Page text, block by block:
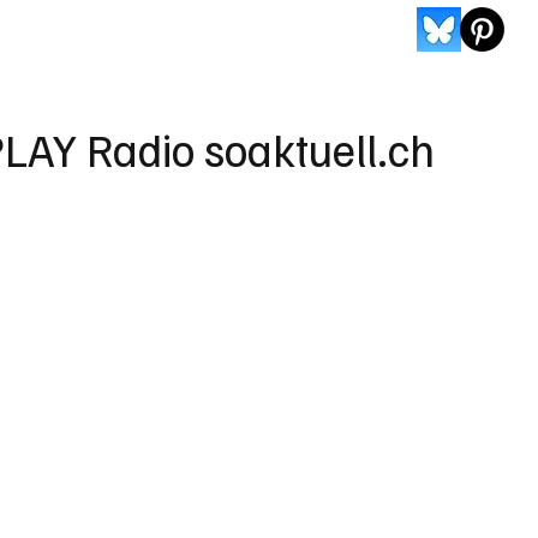
Radio soaktuell.ch